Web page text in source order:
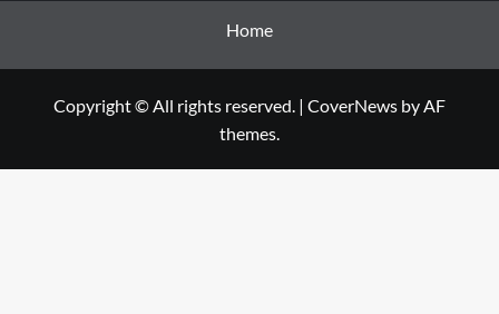
Home
Copyright © All rights reserved. | CoverNews by AF
themes.